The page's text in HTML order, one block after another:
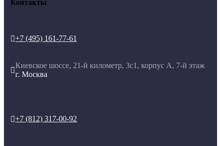
Контакты
+7 (495) 161-77-61

Киевское шоссе, 21-й километр, 3с1, корпус А, 7-й этаж
г. Москва
+7 (812) 317-00-92